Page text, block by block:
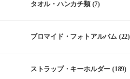
タオル・ハンカチ類(7)
ブロマイド・フォトアルバム (22)
ストラップ・キーホルダー (189)